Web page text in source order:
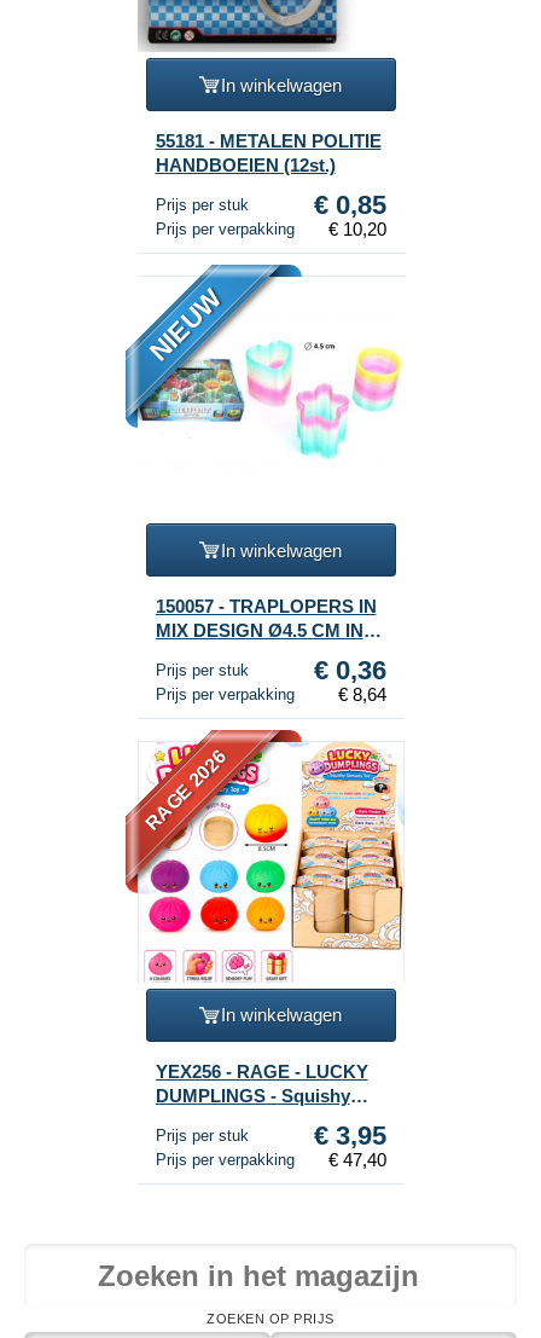
In winkelwagen
55181 - METALEN POLITIE
HANDBOEIEN (12st.)
Prijs per stuk € 0,85
Prijs per verpakking € 10,20
NIEUW
In winkelwagen
150057 - TRAPLOPERS IN
MIX DESIGN Ø4.5 CM IN
Prijs per stuk € 0,36
Prijs per verpakking € 8,64
RAGE 2026
In winkelwagen
YEX256 - RAGE - LUCKY
DUMPLINGS - Squishy
Afm. 8.5 x 8.5 x 4.8 Cm - IN
DISPLAY (12st.)
Prijs per stuk € 3,95
Prijs per verpakking € 47,40
ZOEKEN OP PRIJS